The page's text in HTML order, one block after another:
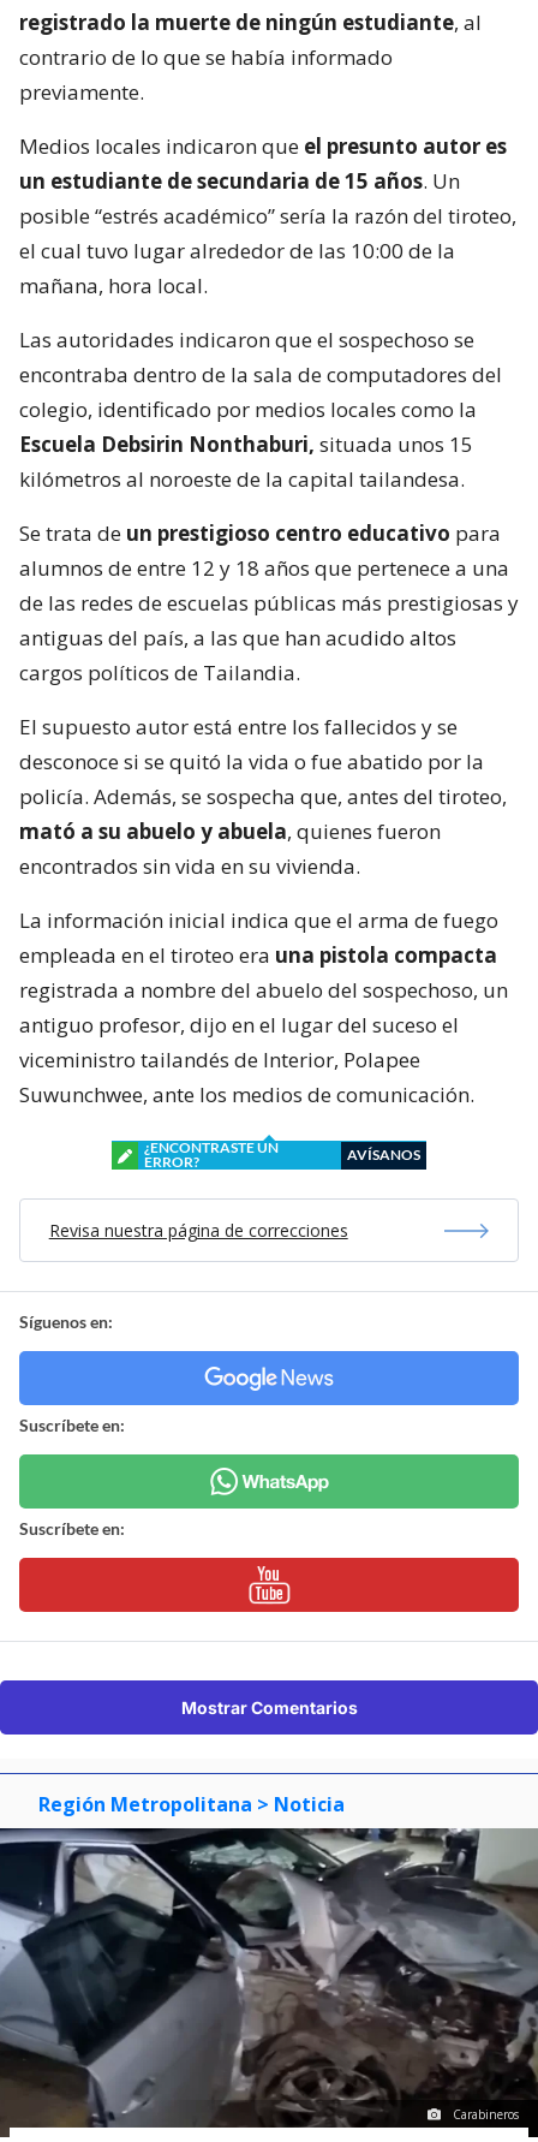
registrado la muerte de ningún estudiante, al
contrario de lo que se había informado
previamente.
Medios locales indicaron que el presunto autor es
un estudiante de secundaria de 15 años. Un
posible “estrés académico” sería la razón del tiroteo,
el cual tuvo lugar alrededor de las 10:00 de la
mañana, hora local.
Las autoridades indicaron que el sospechoso se
encontraba dentro de la sala de computadores del
colegio, identificado por medios locales como la
Escuela Debsirin Nonthaburi, situada unos 15
kilómetros al noroeste de la capital tailandesa.
Se trata de un prestigioso centro educativo para
alumnos de entre 12 y 18 años que pertenece a una
de las redes de escuelas públicas más prestigiosas y
antiguas del país, a las que han acudido altos
cargos políticos de Tailandia.
El supuesto autor está entre los fallecidos y se
desconoce si se quitó la vida o fue abatido por la
policía. Además, se sospecha que, antes del tiroteo,
mató a su abuelo y abuela, quienes fueron
encontrados sin vida en su vivienda.
La información inicial indica que el arma de fuego
empleada en el tiroteo era una pistola compacta
registrada a nombre del abuelo del sospechoso, un
antiguo profesor, dijo en el lugar del suceso el
viceministro tailandés de Interior, Polapee
Suwunchwee, ante los medios de comunicación.
¿ENCONTRASTE UN
ERROR?
AVÍSANOS
Revisa nuestra página de correcciones
Síguenos en:
Suscríbete en:
Suscríbete en:
Mostrar Comentarios
Región Metropolitana > Noticia
Carabineros